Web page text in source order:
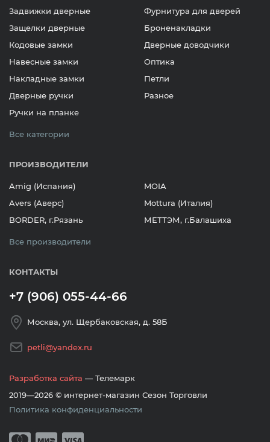
Задвижки дверные
Защелки дверные
Кодовые замки
Навесные замки
Накладные замки
Дверные ручки
Ручки на планке
Фурнитура для дверей
Броненакладки
Дверные доводчики
Оптика
Петли
Разное
Все категории
ПРОИЗВОДИТЕЛИ
Amig (Испания)
Avers (Аверс)
BORDER, г.Рязань
MOIA
Mottura (Италия)
МЕТТЭМ, г.Балашиха
Все производители
КОНТАКТЫ
+7 (906) 055-44-66
Москва, ул. Щербаковская, д. 58Б
petli@yandex.ru
Разработка сайта — Телемарк
2019—2026 © интернет-магазин Сезон Торговли
Политика конфиденциальности
Принимается оплата банковскими